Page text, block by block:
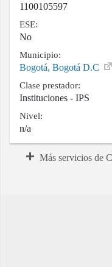
1100105597
ESE:
No
Municipio:
Bogotá, Bogotá D.C
Clase prestador:
Instituciones - IPS
Nivel:
n/a
Más servicios de